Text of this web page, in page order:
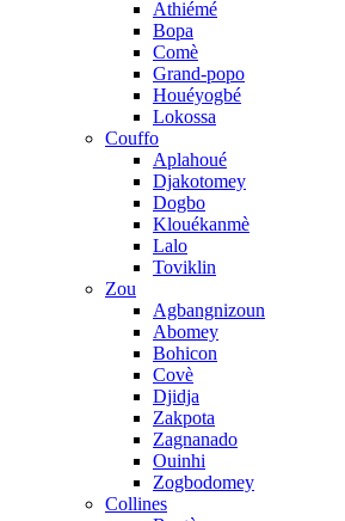
Athiémé
Bopa
Comè
Grand-popo
Houéyogbé
Lokossa
Couffo
Aplahoué
Djakotomey
Dogbo
Klouékanmè
Lalo
Toviklin
Zou
Agbangnizoun
Abomey
Bohicon
Covè
Djidja
Zakpota
Zagnanado
Ouinhi
Zogbodomey
Collines